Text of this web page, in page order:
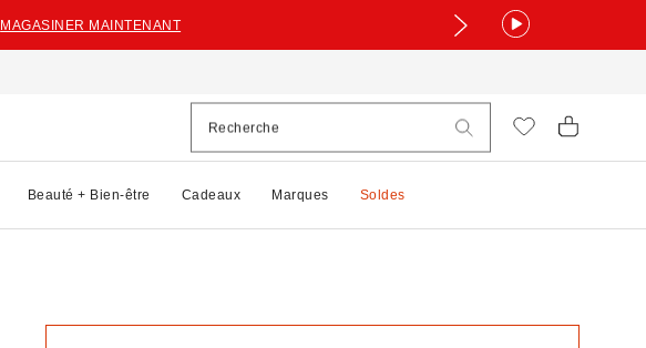
MAGASINER MAINTENANT
Beauté + Bien-être Cadeaux Marques Soldes